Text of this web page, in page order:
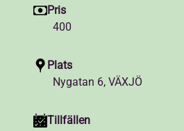
Pris
400
Plats
Nygatan 6, VÄXJÖ
Tillfällen